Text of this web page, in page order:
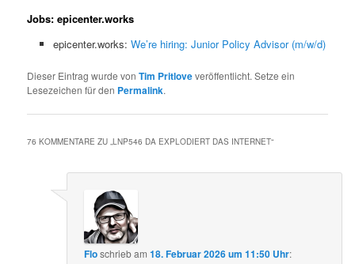
Jobs: epicenter.works
epicenter.works: We’re hiring: Junior Policy Advisor (m/w/d)
Dieser Eintrag wurde vonTim Pritloveveröffentlicht. Setze ein
Lesezeichen für den Permalink.
76 KOMMENTARE ZU „LNP546 DA EXPLODIERT DAS INTERNET“
Floschriebam18. Februar 2026 um 11:50 Uhr: